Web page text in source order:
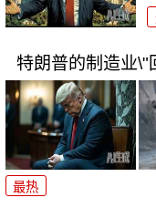
特朗普的制造业\"
最热